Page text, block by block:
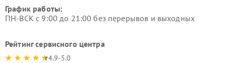
График работы:
ПН-ВСК с 9:00 до 21:00 без перерывов и выходных
Рейтинг сервисного центра
4.9-5.0